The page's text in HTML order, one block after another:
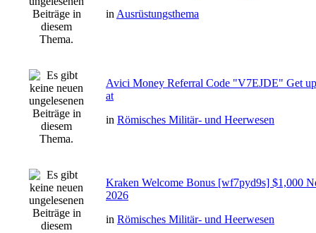
in Ausrüstungsthema
Avici Money Referral Code "V7EJDE" Get
at
in Römisches Militär- und Heerwesen
Kraken Welcome Bonus [wf7pyd9s] $1,000
2026
in Römisches Militär- und Heerwesen